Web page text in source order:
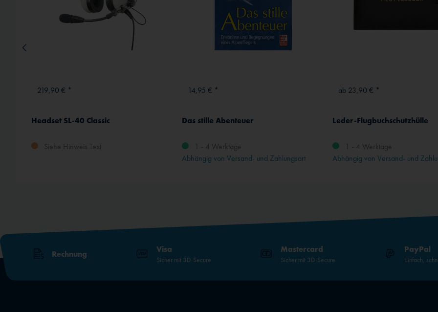
219,90 € *
Headset SL-40 Classic
Siehe Hinweis Text
14,95 € *
Das stille Abenteuer
1 - 4 Werktage
Abhängig von Versand- und Zahlungsart
ab 23,90 € *
Leder-Flugbuchschutzhülle
1 - 4 Werktage
Abhängig von Versand- und
Rechnung Visa
Sicher mit 3D-Secure
Mastercard
Sicher mit 3D-Secure
PayPal
Einfach,